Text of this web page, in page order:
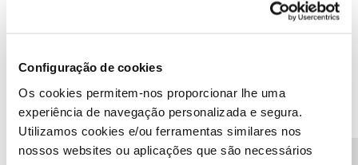
Configuração de cookies
Os cookies permitem-nos proporcionar lhe uma
experiência de navegação personalizada e segura.
Utilizamos cookies e/ou ferramentas similares nos
nossos websites ou aplicações que são necessários
Forum|Forum|8 years ago
Para obterem ajuda devem ligar para o 16990, pedir para falar com
a faturação ou outra, menos com a equipa técnica e quando
forem atendidos falem do problema técnico.
A NOS teve uma avaria e em vez de avisarem os clientes,
resolvendo caso a caso como se o problema fosse nosso.